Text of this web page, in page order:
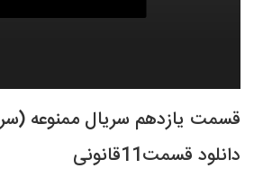
قسمت یازدهم سریال ممنوعه
دانلود قسمت11قانونی